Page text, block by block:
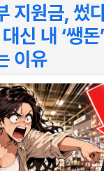
지원금, 썼
신 내 ‘쌩돈
이유